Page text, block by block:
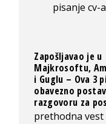
pisanje cv-a
Zapošljavao je u
Majkrosoftu,
i Guglu – Ova 3
obavezno
razgovoru za
prethodna vest